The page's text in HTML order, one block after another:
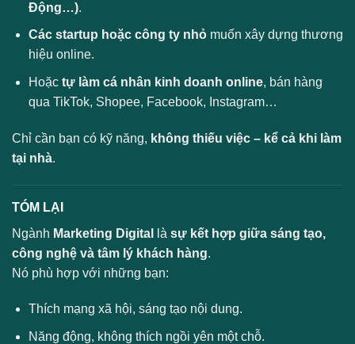
Động…).
Các startup hoặc công ty nhỏmuốn xây dựng thương
hiệu online.
Hoặc tự làm cá nhân kinh doanh online, bán hàng
qua TikTok, Shopee, Facebook, Instagram…
Chỉ cần bạn có kỹ năng, không thiếu việc – kể cả khi làm
tại nhà.
TÓM LẠI
Ngành Marketing Digital là sự kết hợp giữa sáng tạo,
công nghệ và tâm lý khách hàng.
Nó phù hợp với những bạn:
Thích mạng xã hội, sáng tạo nội dung.
Năng động, không thích ngồi yên một chỗ.